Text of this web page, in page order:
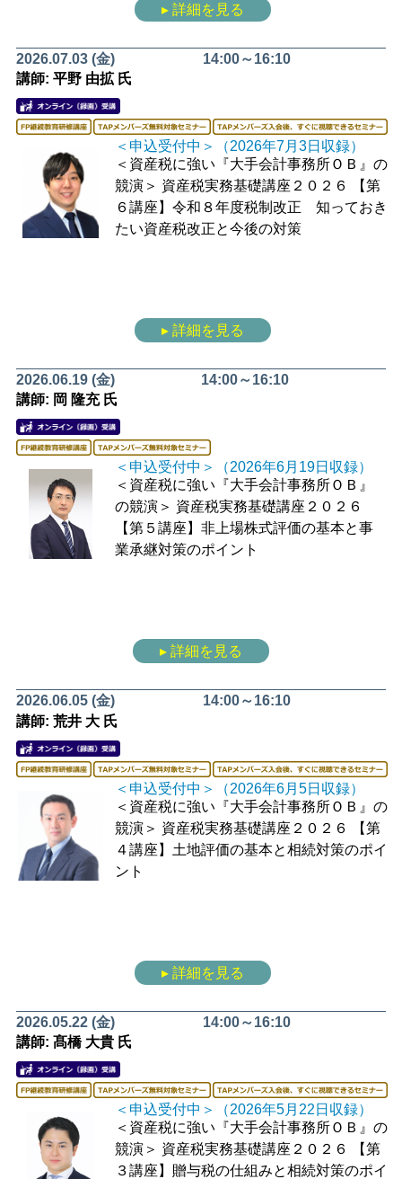
▸ 詳細を見る
2026.07.03 (金)
14:00～16:10
講師: 平野 由拡 氏
＜申込受付中＞（2026年7月3日収録）
＜資産税に強い『大手会計事務所ＯＢ』の
競演＞ 資産税実務基礎講座２０２６
【第
６講座】令和８年度税制改正 知っておき
たい資産税改正と今後の対策
▸ 詳細を見る
2026.06.19 (金)
14:00～16:10
講師: 岡 隆充 氏
＜申込受付中＞（2026年6月19日収録）
＜資産税に強い『大手会計事務所ＯＢ』
の競演＞ 資産税実務基礎講座２０２６
【第５講座】非上場株式評価の基本と事
業承継対策のポイント
▸ 詳細を見る
2026.06.05 (金)
14:00～16:10
講師: 荒井 大 氏
＜申込受付中＞（2026年6月5日収録）
＜資産税に強い『大手会計事務所ＯＢ』の
競演＞ 資産税実務基礎講座２０２６
【第
４講座】土地評価の基本と相続対策のポイ
ント
▸ 詳細を見る
2026.05.22 (金)
14:00～16:10
講師: 髙橋 大貴 氏
＜申込受付中＞（2026年5月22日収録）
＜資産税に強い『大手会計事務所ＯＢ』の
競演＞ 資産税実務基礎講座２０２６
【第
３講座】贈与税の仕組みと相続対策のポイ